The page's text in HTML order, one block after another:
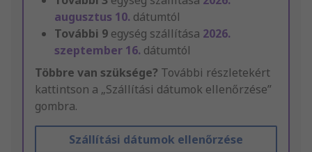
augusztus 10. dátumtól
További 9 egység szállítása 2026.
szeptember 16. dátumtól
Többre van szüksége? További részletekért
kattintson a „Szállítási dátumok ellenőrzése”
gombra.
Szállítási dátumok ellenőrzése